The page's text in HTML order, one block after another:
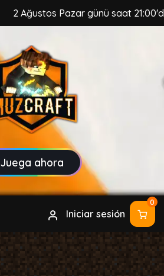
2 Ağustos Pazar günü saat
Juega ahora
Iniciar sesión
0